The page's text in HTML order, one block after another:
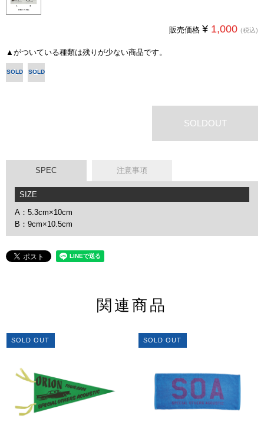
販売価格 ¥ 1,000 (税込)
▲ がついている種類は残りが少ない商品です。
A
SOLD B
SOLD
SOLDOUT
SPEC 注意事項
SIZE
A：5.3cm×10cm
B：9cm×10.5cm
関連商品
SOLD OUT SOLD OUT